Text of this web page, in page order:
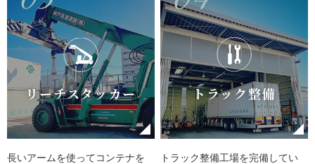
リーチスタッカー
長いアームを使ってコンテナを
トラック整備
トラック整備工場を完備してい